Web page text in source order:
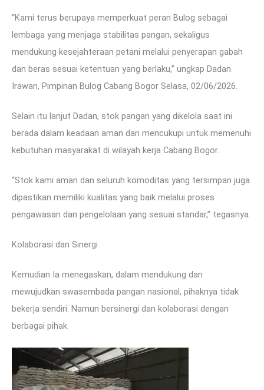
“Kami terus berupaya memperkuat peran Bulog sebagai
lembaga yang menjaga stabilitas pangan, sekaligus
mendukung kesejahteraan petani melalui penyerapan gabah
dan beras sesuai ketentuan yang berlaku,” ungkap Dadan
Irawan, Pimpinan Bulog Cabang Bogor Selasa, 02/06/2026.
Selain itu lanjut Dadan, stok pangan yang dikelola saat ini
berada dalam keadaan aman dan mencukupi untuk memenuhi
kebutuhan masyarakat di wilayah kerja Cabang Bogor.
“Stok kami aman dan seluruh komoditas yang tersimpan juga
dipastikan memiliki kualitas yang baik melalui proses
pengawasan dan pengelolaan yang sesuai standar,” tegasnya.
Kolaborasi dan Sinergi
Kemudian Ia menegaskan, dalam mendukung dan
mewujudkan swasembada pangan nasional, pihaknya tidak
bekerja sendiri. Namun bersinergi dan kolaborasi dengan
berbagai pihak.